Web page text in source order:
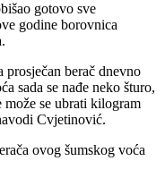
gotovo sve
godine borovnica
berač dnevno
sada se nađe neko šturo,
se ubrati kilogram
Cvjetinović.
ovog šumskog voća